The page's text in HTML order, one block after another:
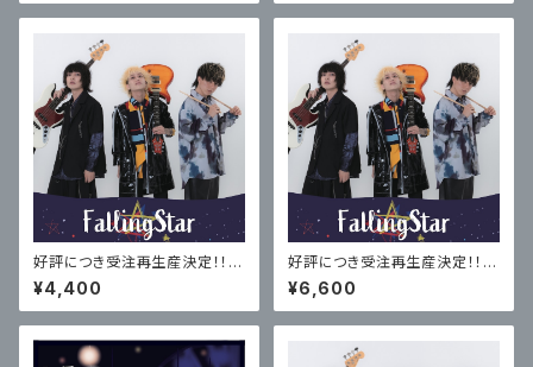
好評につき受注再生産決定！！：
【通常盤】Falling Star LIVE 20
22 Alnair〜光り輝く者たち〜・
ワンマンライブDVD（受注生産）
¥4,400
好評につき受注再生産決定！！：
【特典付き限定盤】Falling Star
LIVE 2022 Alnair〜光り輝く者
たち〜・ワンマンライブDVD（受
¥6,600